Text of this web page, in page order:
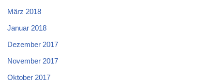
März 2018
Januar 2018
Dezember 2017
November 2017
Oktober 2017